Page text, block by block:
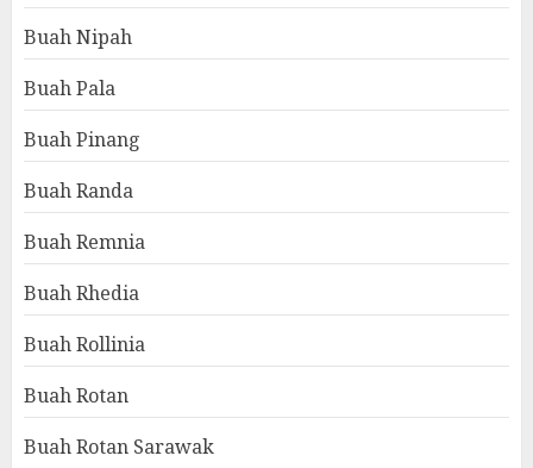
Buah Nipah
Buah Pala
Buah Pinang
Buah Randa
Buah Remnia
Buah Rhedia
Buah Rollinia
Buah Rotan
Buah Rotan Sarawak